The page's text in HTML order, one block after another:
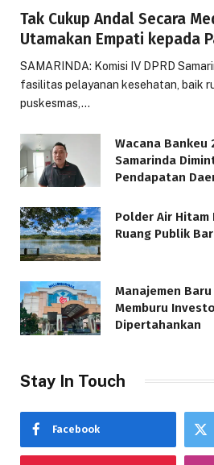
Tak Cukup Andal Secara
Utamakan Empati kepada
SAMARINDA: Komisi IV DPRD
fasilitas pelayanan kesehatan, baik
puskesmas,…
Wacana Bankeu
Samarinda
Pendapatan
Polder Air Hitam
Ruang Publik
Manajemen
Memburu
Dipertahankan
Stay In Touch
Facebook